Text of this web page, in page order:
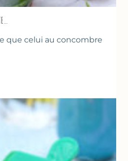
que celui au concombre